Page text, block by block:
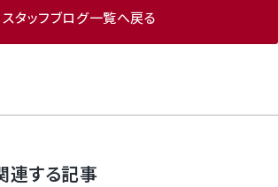
スタッフブログ一覧へ戻る
連する記事